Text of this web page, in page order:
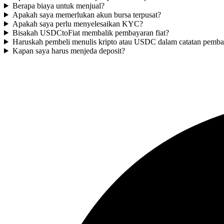
Berapa biaya untuk menjual?
Apakah saya memerlukan akun bursa terpusat?
Apakah saya perlu menyelesaikan KYC?
Bisakah USDCtoFiat membalik pembayaran fiat?
Haruskah pembeli menulis kripto atau USDC dalam catatan
Kapan saya harus menjeda deposit?